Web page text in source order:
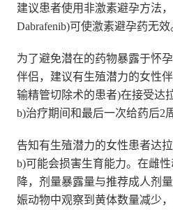
建议患者使用非激素避孕方法
Dabrafenib)可使激素避孕药无效
为了避免潜在的药物暴露于怀
伴侣，建议有生殖潜力的女性
输精管切除术的患者)在接受达
b)治疗期间和最后一次给药后2
告知有生殖潜力的女性患者达
b)可能会损害生育能力。在雌
降，剂量暴露量与推荐成人剂
娠动物中观察到黄体数量减少